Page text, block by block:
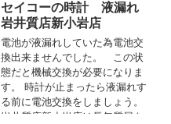
セイコーの時計 液漏れ
岩井質店新小岩店
電池が液漏れしていた為電池交
換出来ませんでした。 この状
態だと機械交換が必要になりま
す。 時計が止まったら液漏れす
る前に電池交換をしましょう。
岩井質店新小岩店は長年質屋を